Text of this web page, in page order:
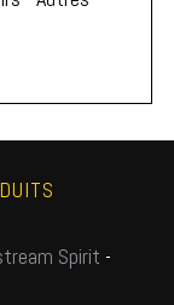
Spirit -